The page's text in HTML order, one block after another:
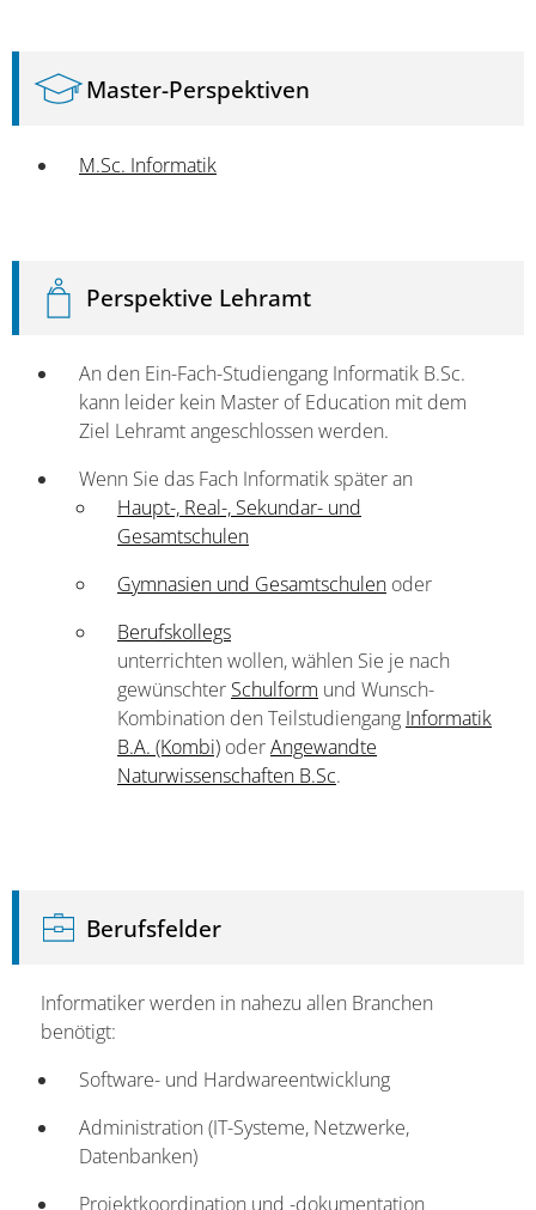
Master-Perspektiven
M.Sc. Informatik
Perspektive Lehramt
An den Ein-Fach-Studiengang Informatik B.Sc.
kann leider kein Master of Education mit dem
Ziel Lehramt angeschlossen werden.
Wenn Sie das Fach Informatik später an
Haupt-, Real-, Sekundar- und
Gesamtschulen
Gymnasien und Gesamtschulen oder
Berufskollegs
unterrichten wollen, wählen Sie je nach
gewünschter Schulform und Wunsch-
Kombination den Teilstudiengang Informatik
B.A. (Kombi) oderAngewandte
Naturwissenschaften B.Sc.
Berufsfelder
Informatiker werden in nahezu allen Branchen
benötigt:
Software- und Hardwareentwicklung
Administration (IT-Systeme, Netzwerke,
Datenbanken)
Projektkoordination und -dokumentation